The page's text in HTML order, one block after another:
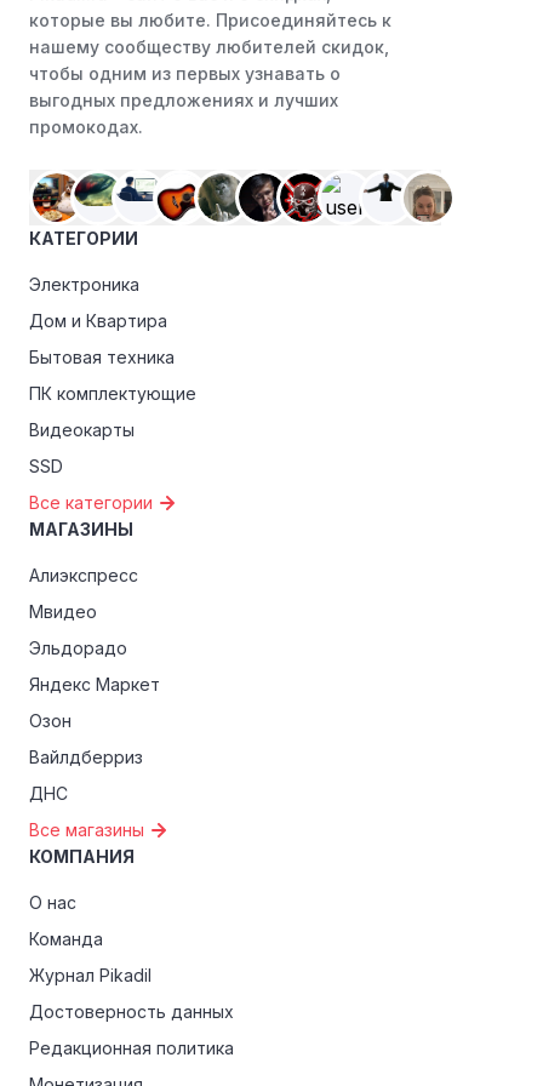
Digicash в социальных сетях, таких как VK, Facebook
или Instagram. Ритейлеры часто делятся со своими
подписчиками эксклюзивными кодами скидок или
акциями.
программам лояльности, предлагаемым интернет-
магазинами, чтобы пользоваться такими
преимуществами, как скидки только для участников,
акциям.
Особые скидки:
критериям, проверьте, предоставляет ли Digicash
пенсионеров.
которые вы любите. Присоединяйтесь к
нашему сообществу любителей скидок,
чтобы одним из первых узнавать о
выгодных предложениях и лучших
промокодах.
КАТЕГОРИИ
Электроника
Дом и Квартира
Бытовая техника
ПК комплектующие
Видеокарты
SSD
Все категории
МАГАЗИНЫ
Алиэкспресс
Мвидео
Эльдорадо
Яндекс Маркет
Озон
Вайлдберриз
ДНС
Все магазины
КОМПАНИЯ
О нас
Команда
Журнал Pikadil
Достоверность данных
Редакционная политика